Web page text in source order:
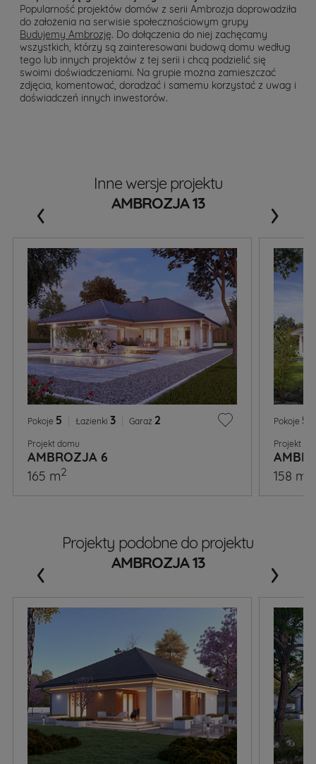
Popularność projektów domów z serii Ambrozja doprowadziła
do założenia na serwisie społecznościowym grupy
Budujemy Ambrozję. Do dołączenia do niej zachęcamy
wszystkich, którzy są zainteresowani budową domu według
tego lub innych projektów z tej serii i chcą podzielić się
swoimi doświadczeniami. Na grupie można zamieszczać
zdjęcia, komentować, doradzać i samemu korzystać z uwag i
doświadczeń innych inwestorów.
Inne wersje projektu
AMBROZJA 13
Pokoje 5 Łazienki 3 Garaż 2
Projekt domu
AMBROZJA 6
165 m2
Pokoje 5
Projekt
158 m
‹ ›
Projekty podobne do projektu
AMBROZJA 13
‹ ›